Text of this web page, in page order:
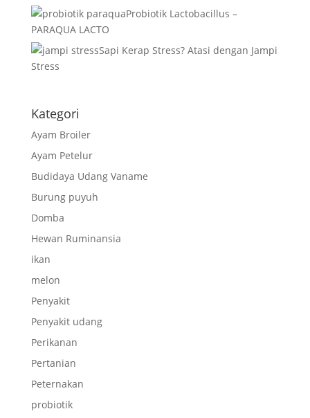
Probiotik Lactobacillus –
PARAQUA LACTO
Sapi Kerap Stress? Atasi dengan Jampi
Stress
Kategori
Ayam Broiler
Ayam Petelur
Budidaya Udang Vaname
Burung puyuh
Domba
Hewan Ruminansia
ikan
melon
Penyakit
Penyakit udang
Perikanan
Pertanian
Peternakan
probiotik